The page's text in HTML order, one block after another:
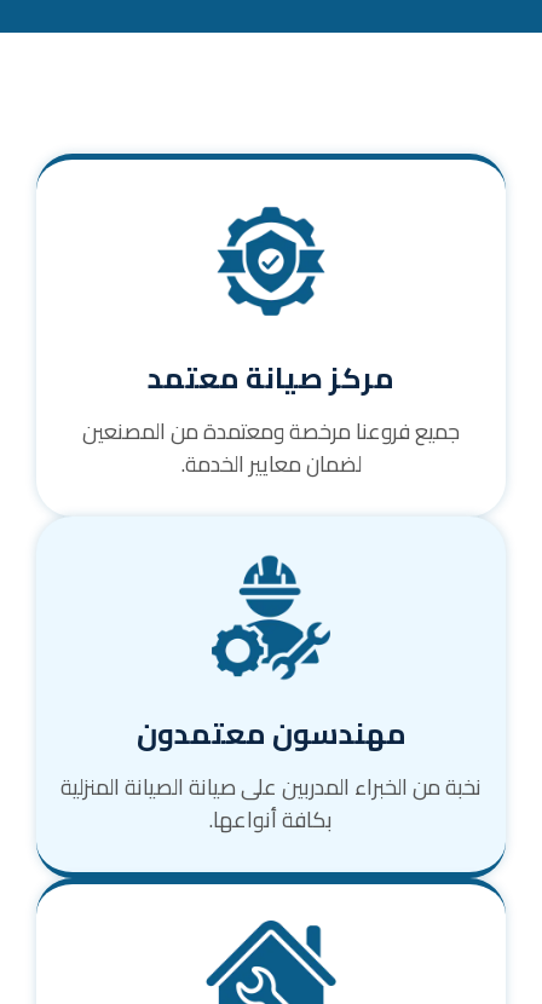
مركز صيانة معتمد
جميع فروعنا مرخصة ومعتمدة من المصنعين
لضمان معايير الخدمة.
مهندسون معتمدون
نخبة من الخبراء المدربين على صيانة الصيانة المنزلية
بكافة أنواعها.